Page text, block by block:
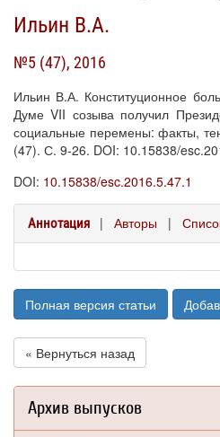
Ильин В.А.
№5 (47), 2016
Ильин В.А. Конституционное
Думе VII созыва получил
социальные перемены: факты,
(47). С. 9-26. DOI: 10.15838/
DOI: 10.15838/esc.2016.5.47.1
Аннотация | Авторы |
Полная версия статьи
« Вернуться назад
Архив выпусков